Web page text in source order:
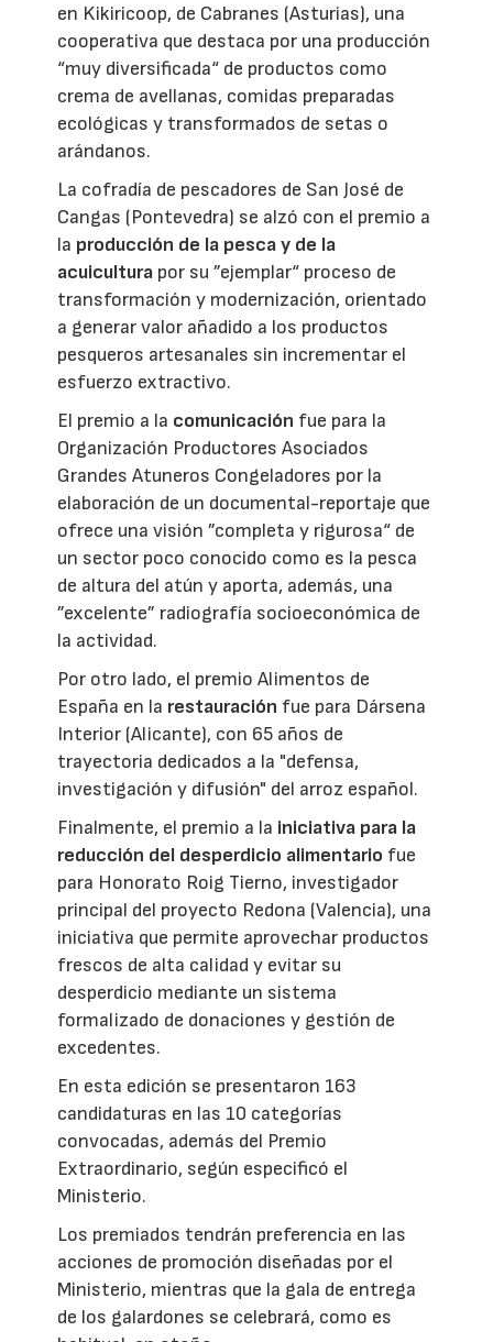
en Kikiricoop, de Cabranes (Asturias), una
cooperativa que destaca por una producción
“muy diversificada“ de productos como
crema de avellanas, comidas preparadas
ecológicas y transformados de setas o
arándanos.
La cofradía de pescadores de San José de
Cangas (Pontevedra) se alzó con el premio a
la producción de la pesca y de la
acuicultura por su ”ejemplar“ proceso de
transformación y modernización, orientado
a generar valor añadido a los productos
pesqueros artesanales sin incrementar el
esfuerzo extractivo.
El premio a la comunicación fue para la
Organización Productores Asociados
Grandes Atuneros Congeladores por la
elaboración de un documental-reportaje que
ofrece una visión ”completa y rigurosa“ de
un sector poco conocido como es la pesca
de altura del atún y aporta, además, una
”excelente” radiografía socioeconómica de
la actividad.
Por otro lado, el premio Alimentos de
España en la restauración fue para Dársena
Interior (Alicante), con 65 años de
trayectoria dedicados a la "defensa,
investigación y difusión" del arroz español.
Finalmente, el premio a la iniciativa para la
reducción del desperdicio alimentario fue
para Honorato Roig Tierno, investigador
principal del proyecto Redona (Valencia), una
iniciativa que permite aprovechar productos
frescos de alta calidad y evitar su
desperdicio mediante un sistema
formalizado de donaciones y gestión de
excedentes.
En esta edición se presentaron 163
candidaturas en las 10 categorías
convocadas, además del Premio
Extraordinario, según especificó el
Ministerio.
Los premiados tendrán preferencia en las
acciones de promoción diseñadas por el
Ministerio, mientras que la gala de entrega
de los galardones se celebrará, como es